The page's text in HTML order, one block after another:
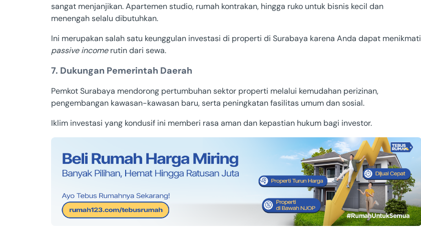
sangat menjanjikan. Apartemen studio, rumah kontrakan, hingga ruko untuk bisnis kecil dan
menengah selalu dibutuhkan.
Ini merupakan salah satu keunggulan investasi di properti di Surabaya karena Anda dapat menikmati
passive incomerutin dari sewa.
7. Dukungan Pemerintah Daerah
Pemkot Surabaya mendorong pertumbuhan sektor properti melalui kemudahan perizinan,
pengembangan kawasan-kawasan baru, serta peningkatan fasilitas umum dan sosial.
Iklim investasi yang kondusif ini memberi rasa aman dan kepastian hukum bagi investor.